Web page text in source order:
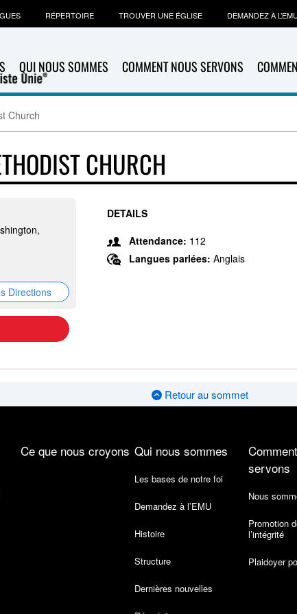
QUI NOUS SOMMES COMMENT NOUS SERVONS
RÉPERTOIRE TROUVER UNE ÉGLISE DEMANDEZ À L’EMU
Church
CHURCH
Directions
DETAILS
Attendance: 112
Langues parlées: Anglais
Retour au sommet
Ce que nous croyons Qui nous sommes
Les bases de notre foi
Demandez à l’EMU
Histoire
Structure
Dernières nouvelles
servons
Nous
Promotion
l’intégrité
Plaidoyer